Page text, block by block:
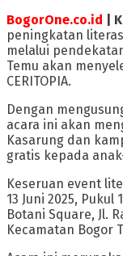
BogorOne.co.id |
peningkatan
melalui
Temu akan
CERITOPIA.
Dengan
acara ini akan
Kasarung dan
gratis kepada
Keseruan event
13 Juni 2025, Pukul
Botani Square, Jl.
Kecamatan Bogor